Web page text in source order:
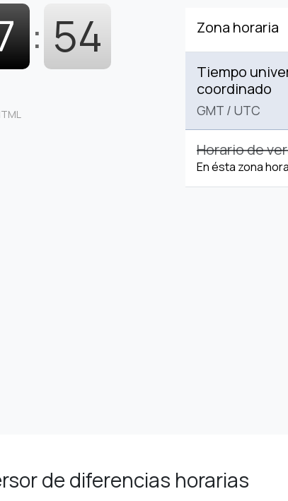
: 55 Zona horaria
Tiempo
coordinado
GMT / UTC
Horario de
En ésta zona
de diferencias horarias